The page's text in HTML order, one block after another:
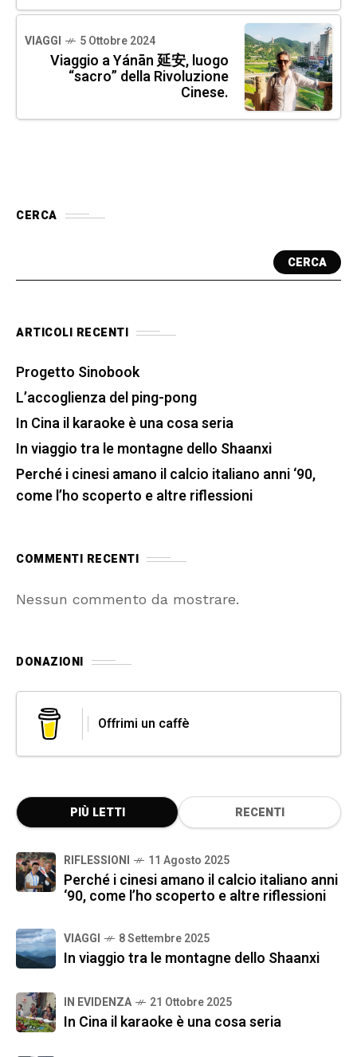
VIAGGI 5 Ottobre 2024
Viaggio a Yánān 延安, luogo
“sacro” della Rivoluzione
Cinese.
CERCA
CERCA
ARTICOLI RECENTI
Progetto Sinobook
L’accoglienza del ping-pong
In Cina il karaoke è una cosa seria
In viaggio tra le montagne dello Shaanxi
Perché i cinesi amano il calcio italiano anni ‘90,
come l’ho scoperto e altre riflessioni
COMMENTI RECENTI
Nessun commento da mostrare.
DONAZIONI
Offrimi un caffè
PIÙ LETTI RECENTI
RIFLESSIONI 11 Agosto 2025
Perché i cinesi amano il calcio italiano anni
‘90, come l’ho scoperto e altre riflessioni
VIAGGI 8 Settembre 2025
In viaggio tra le montagne dello Shaanxi
IN EVIDENZA 21 Ottobre 2025
In Cina il karaoke è una cosa seria